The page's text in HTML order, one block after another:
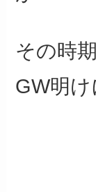
その時
GW明